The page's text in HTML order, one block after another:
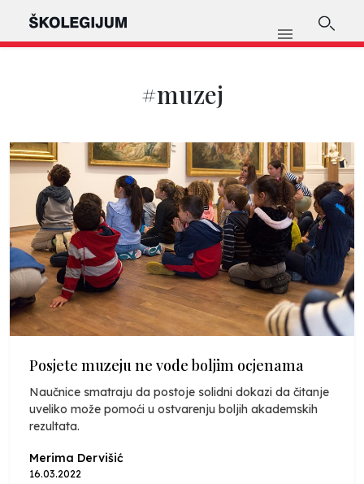
#muzej
Posjete muzeju ne vode boljim ocjenama
Naučnice smatraju da postoje solidni dokazi da čitanje
uveliko može pomoći u ostvarenju boljih akademskih
rezultata.
Merima Dervišić
16.03.2022